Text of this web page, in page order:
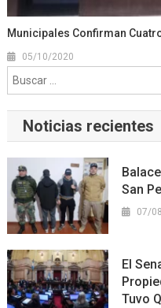
Municipales Confirman
05/10/2020
Noticias recientes
San
07/
El
Tuvo